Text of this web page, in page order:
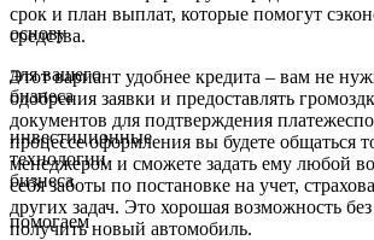
основу
для вашего
бизнеса
инвестиционные
технологии
бизнеса
помогаем
срок и план выплат, которые помогут
средства.
Этот вариант удобнее кредита – вам не
одобрения заявки и предоставлять
документов для подтверждения
процессе оформления вы будете общаться
менеджером и сможете задать ему любой
себя заботы по постановке на учет,
других задач. Это хорошая возможность
получить новый автомобиль.